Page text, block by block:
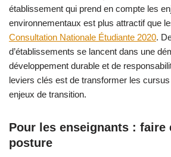
établissement qui prend en compte les
environnementaux est plus attractif que
Consultation Nationale Étudiante 2020.
d’établissements se lancent dans une
développement durable et de
leviers clés est de transformer les
enjeux de transition.
Pour les enseignants : faire
posture